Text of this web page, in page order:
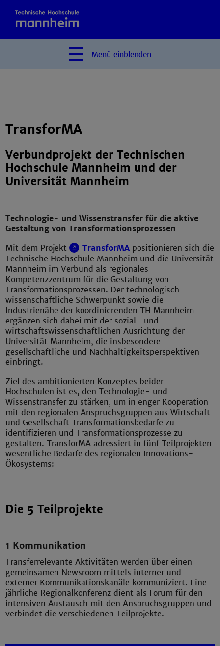
Menü einblenden
TransforMA
Verbundprojekt der Technischen
Hochschule Mannheim und der
Universität Mannheim
Technologie- und Wissenstransfer für die aktive
Gestaltung von Transformations­prozessen
Mit dem Projekt
TransforMA positionieren sich die
Technische Hochschule Mannheim und die Universität
Mannheim im Verbund als regionales
Kompetenzzentrum für die Gestaltung von
Transformationsprozessen. Der technologisch-
wissenschaftliche Schwerpunkt sowie die
Industrienähe der koordinierenden TH Mannheim
ergänzen sich dabei mit der sozial- und
wirtschaftswissenschaftlichen Ausrichtung der
Universität Mannheim, die insbesondere
gesellschaftliche und Nachhaltigkeitsperspektiven
einbringt.
Ziel des ambitionierten Konzeptes beider
Hochschulen ist es, den Technologie- und
Wissenstransfer zu stärken, um in enger Kooperation
mit den regionalen Anspruchsgruppen aus Wirtschaft
und Gesellschaft Transformationsbedarfe zu
identifizieren und Transformationsprozesse zu
gestalten. TransforMA adressiert in fünf Teilprojekten
wesentliche Bedarfe des regionalen Innovations-
Ökosystems:
Die 5 Teilprojekte
1 Kommunikation
Transferrelevante Aktivitäten werden über einen
gemeinsamen Newsroom mittels interner und
externer Kommunikationskanäle kommuniziert. Eine
jährliche Regionalkonferenz dient als Forum für den
intensiven Austausch mit den Anspruchsgruppen und
verbindet die verschiedenen Teilprojekte.